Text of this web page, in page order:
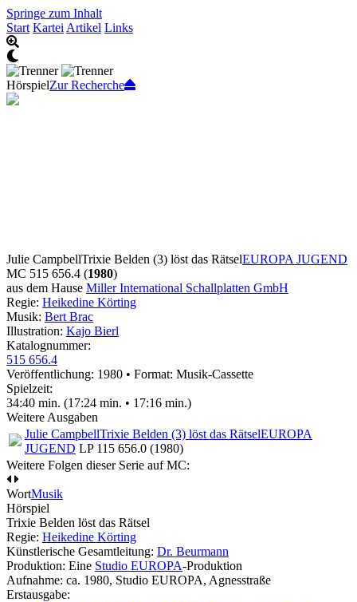
Springe zum Inhalt
Start Kartei Artikel Links
HörspielZur Recherche
Julie CampbellTrixie Belden (3) löst das RätselEUROPA JUGEND
MC 515 656.4 (1980)
aus dem Hause Miller International Schallplatten GmbH
Regie: Heikedine Körting
Musik: Bert Brac
Illustration: Kajo Bierl
Katalognummer:
515 656.4
Veröffentlichung: 1980 • Format: Musik-Cassette
Spielzeit:
34:40 min. (17:24 min. • 17:16 min.)
Weitere Ausgaben
Julie CampbellTrixie Belden (3) löst das RätselEUROPA
JUGEND LP 115 656.0 (1980)
Weitere Folgen dieser Serie auf MC:
WortMusik
Hörspiel
Trixie Belden löst das Rätsel
Regie: Heikedine Körting
Künstlerische Gesamtleitung: Dr. Beurmann
Produktion: Eine Studio EUROPA-Produktion
Aufnahme: ca. 1980, Studio EUROPA, Agnesstraße
Erstausgabe: